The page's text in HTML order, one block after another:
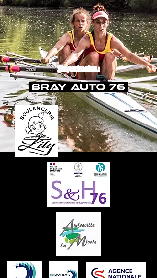
Nos partenaires :